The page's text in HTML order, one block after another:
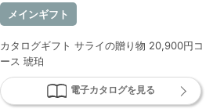
メインギフト
カタログギフト サライの贈り物 20,900円コ
ース 琥珀
電子カタログを見る